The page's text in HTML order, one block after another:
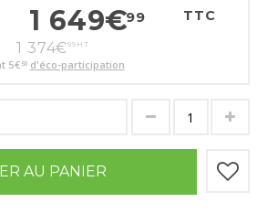
1 649€99 TTC
1 374€99 HT
5€ 50 d'éco-participation
AU PANIER